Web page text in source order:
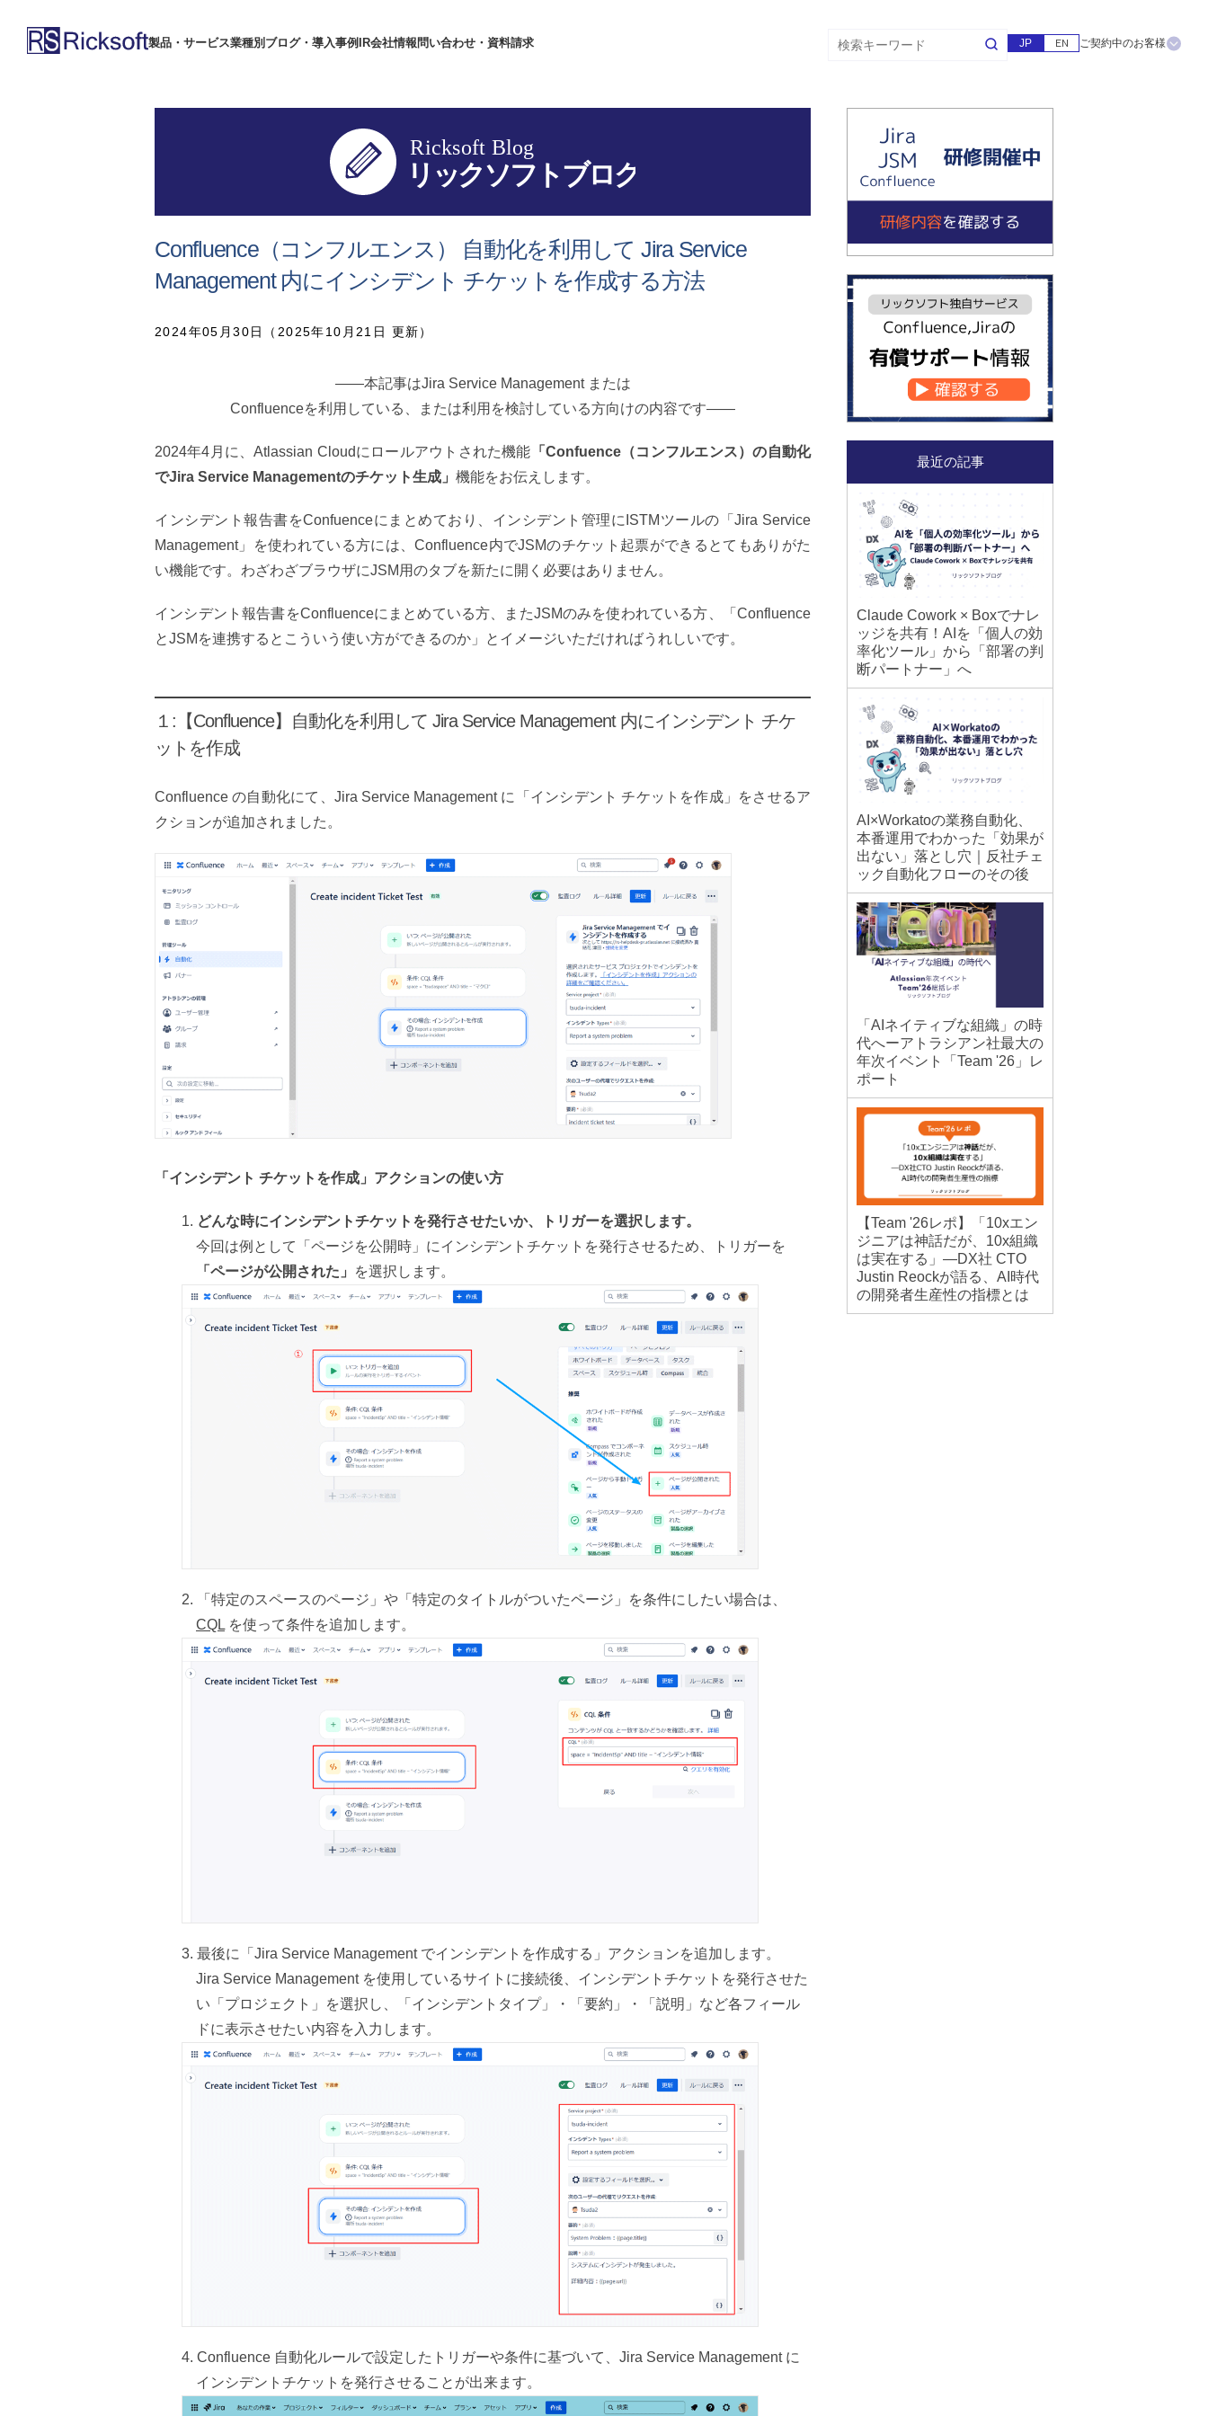
製品・サービス業種別 ブログ・導入事例 IR会社情報 問い合わせ・資料請求 JP EN ご契約中のお客様
Confluence（コンフルエンス） 自動化を利用して Jira Service
Management 内にインシデント チケットを作成する方法
2024年05月30日（2025年10月21日 更新）
――本記事はJira Service Management または
Confluenceを利用している、または利用を検討している方向けの内容です――
2024年4月に、Atlassian Cloudにロールアウトされた機能 「Confuence（コンフルエンス）の自動化
でJira Service Managementのチケット生成」 機能をお伝えします。
インシデント報告書をConfuenceにまとめており、インシデント管理にISTMツールの「Jira Service
Management」を使われている方には、Confluence内でJSMのチケット起票ができるとてもありがた
い機能です。わざわざブラウザにJSM用のタブを新たに開く必要はありません。
インシデント報告書をConfluenceにまとめている方、またJSMのみを使われている方、「Confluence
とJSMを連携するとこういう使い方ができるのか」とイメージいただければうれしいです。
１:【Confluence】自動化を利用して Jira Service Management 内にインシデント チケ
ットを作成
Confluence の自動化にて、Jira Service Management に「インシデント チケットを作成」をさせるア
クションが追加されました。
「インシデント チケットを作成」アクションの使い方
どんな時にインシデントチケットを発行させたいか、トリガーを選択します。
今回は例として「ページを公開時」にインシデントチケットを発行させるため、トリガーを
「ページが公開された」
を選択します。
「特定のスペースのページ」や「特定のタイトルがついたページ」を条件にしたい場合は、
CQL を使って条件を追加します。
最後に「Jira Service Management でインシデントを作成する」アクションを追加します。
Jira Service Management を使用しているサイトに接続後、インシデントチケットを発行させた
い「プロジェクト」を選択し、「インシデントタイプ」・「要約」・「説明」など各フィール
ドに表示させたい内容を入力します。
Confluence 自動化ルールで設定したトリガーや条件に基づいて、Jira Service Management に
インシデントチケットを発行させることが出来ます。
最近の記事
Claude Cowork × Boxでナレ
ッジを共有！AIを「個人の効
率化ツール」から「部署の判
断パートナー」へ
AI×Workatoの業務自動化、
本番運用でわかった「効果が
出ない」落とし穴｜反社チェ
ック自動化フローのその後
「AIネイティブな組織」の時
代へーアトラシアン社最大の
年次イベント「Team '26」レ
ポート
【Team '26レポ】「10xエン
ジニアは神話だが、10x組織
は実在する」―DX社 CTO
Justin Reockが語る、AI時代
の開発者生産性の指標とは